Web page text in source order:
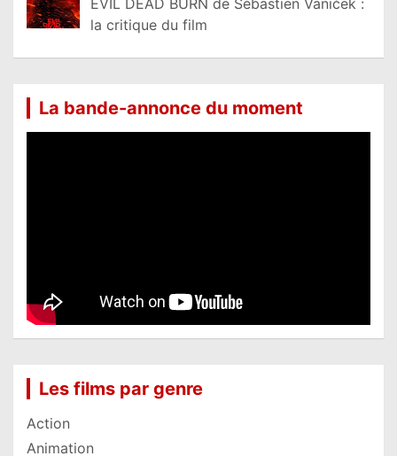
EVIL DEAD BURN de Sébastien Vaniček :
la critique du film
La bande-annonce du moment
Les films par genre
Action
Animation